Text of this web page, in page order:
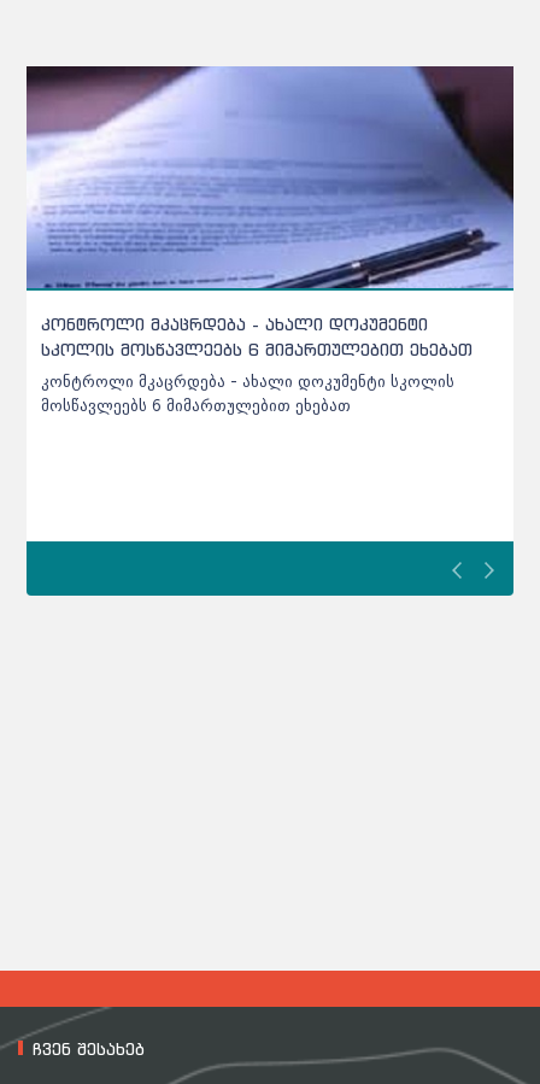
რამდენპროცენტიანი ბარიერი უნდა გადალახოს
აბიტურიენტმა პროფესიულ პროგრამაზე რომ
ჩაირიცხოს
რამდენპროცენტიანი ბარიერი უნდა გადალახოს
ჩვენ შესახებ